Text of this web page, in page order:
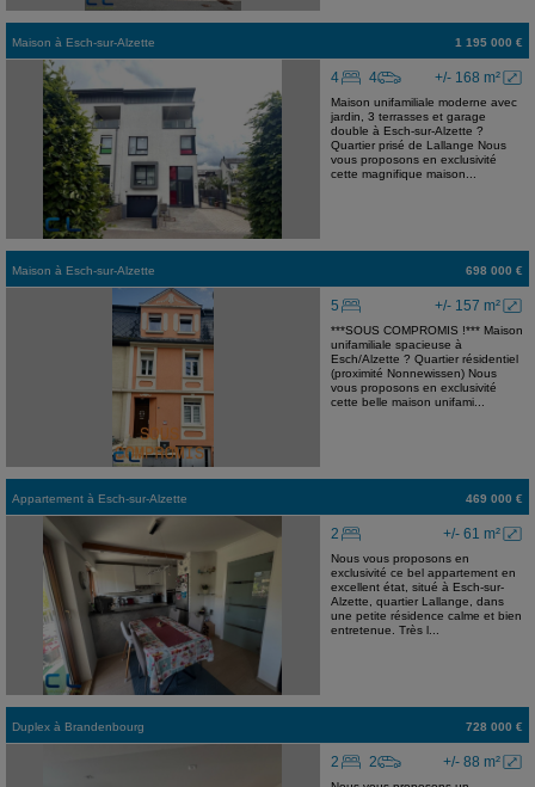
Maison à Esch-sur-Alzette 1 195 000 €
+/- 168 m²
4 4
Maison unifamiliale moderne avec
jardin, 3 terrasses et garage
double à Esch-sur-Alzette ?
Quartier prisé de Lallange Nous
vous proposons en exclusivité
cette magnifique maison...
Maison à Esch-sur-Alzette 698 000 €
+/- 157 m²
5
***SOUS COMPROMIS !*** Maison
unifamiliale spacieuse à
Esch/Alzette ? Quartier résidentiel
(proximité Nonnewissen) Nous
vous proposons en exclusivité
cette belle maison unifami...
Appartement à Esch-sur-Alzette 469 000 €
+/- 61 m²
2
Nous vous proposons en
exclusivité ce bel appartement en
excellent état, situé à Esch-sur-
Alzette, quartier Lallange, dans
une petite résidence calme et bien
entretenue. Très l...
Duplex à Brandenbourg 728 000 €
+/- 88 m²
2 2